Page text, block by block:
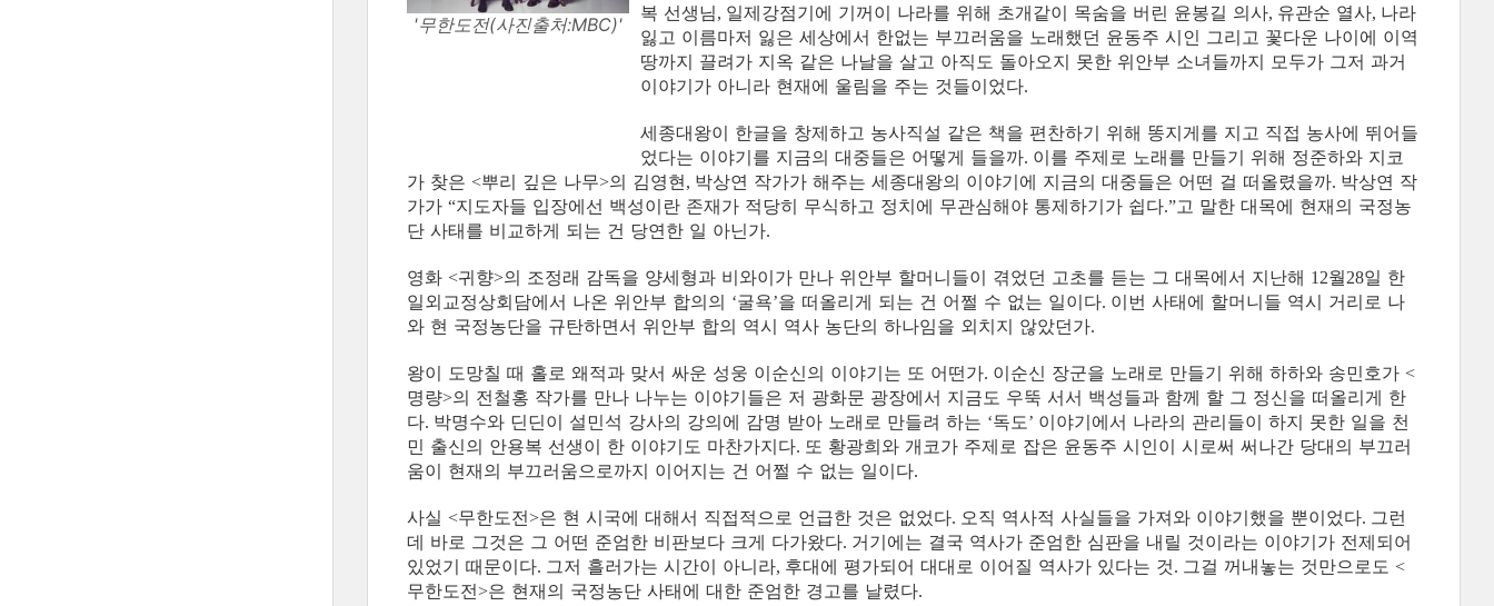
'무한도전(사진출처:MBC)'
복 선생님, 일제강점기에 기꺼이 나라를 위해 초개같이 목숨을 버린 윤봉길 의사, 유관순 열사, 나라
잃고 이름마저 잃은 세상에서 한없는 부끄러움을 노래했던 윤동주 시인 그리고 꽃다운 나이에 이역
땅까지 끌려가 지옥 같은 나날을 살고 아직도 돌아오지 못한 위안부 소녀들까지 모두가 그저 과거
이야기가 아니라 현재에 울림을 주는 것들이었다.
세종대왕이 한글을 창제하고 농사직설 같은 책을 편찬하기 위해 똥지게를 지고 직접 농사에 뛰어들
었다는 이야기를 지금의 대중들은 어떻게 들을까. 이를 주제로 노래를 만들기 위해 정준하와 지코
가 찾은 <뿌리 깊은 나무>의 김영현, 박상연 작가가 해주는 세종대왕의 이야기에 지금의 대중들은 어떤 걸 떠올렸을까. 박상연 작
가가 “지도자들 입장에선 백성이란 존재가 적당히 무식하고 정치에 무관심해야 통제하기가 쉽다.”고 말한 대목에 현재의 국정농
단 사태를 비교하게 되는 건 당연한 일 아닌가.
영화 <귀향>의 조정래 감독을 양세형과 비와이가 만나 위안부 할머니들이 겪었던 고초를 듣는 그 대목에서 지난해 12월28일 한
일외교정상회담에서 나온 위안부 합의의 ‘굴욕’을 떠올리게 되는 건 어쩔 수 없는 일이다. 이번 사태에 할머니들 역시 거리로 나
와 현 국정농단을 규탄하면서 위안부 합의 역시 역사 농단의 하나임을 외치지 않았던가.
왕이 도망칠 때 홀로 왜적과 맞서 싸운 성웅 이순신의 이야기는 또 어떤가. 이순신 장군을 노래로 만들기 위해 하하와 송민호가 <
명량>의 전철홍 작가를 만나 나누는 이야기들은 저 광화문 광장에서 지금도 우뚝 서서 백성들과 함께 할 그 정신을 떠올리게 한
다. 박명수와 딘딘이 설민석 강사의 강의에 감명 받아 노래로 만들려 하는 ‘독도’ 이야기에서 나라의 관리들이 하지 못한 일을 천
민 출신의 안용복 선생이 한 이야기도 마찬가지다. 또 황광희와 개코가 주제로 잡은 윤동주 시인이 시로써 써나간 당대의 부끄러
움이 현재의 부끄러움으로까지 이어지는 건 어쩔 수 없는 일이다.
사실 <무한도전>은 현 시국에 대해서 직접적으로 언급한 것은 없었다. 오직 역사적 사실들을 가져와 이야기했을 뿐이었다. 그런
데 바로 그것은 그 어떤 준엄한 비판보다 크게 다가왔다. 거기에는 결국 역사가 준엄한 심판을 내릴 것이라는 이야기가 전제되어
있었기 때문이다. 그저 흘러가는 시간이 아니라, 후대에 평가되어 대대로 이어질 역사가 있다는 것. 그걸 꺼내놓는 것만으로도 <
무한도전>은 현재의 국정농단 사태에 대한 준엄한 경고를 날렸다.